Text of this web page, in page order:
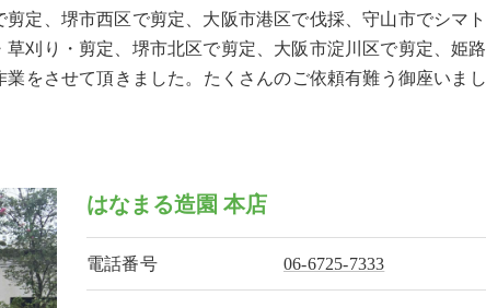
定、堺市西区で剪定、大阪市港区で伐採、守山市でシマト
刈り・剪定、堺市北区で剪定、大阪市淀川区で剪定、姫路
をさせて頂きました。たくさんのご依頼有難う御座いまし
はなまる造園 本店
電話番号 06-6725-7333